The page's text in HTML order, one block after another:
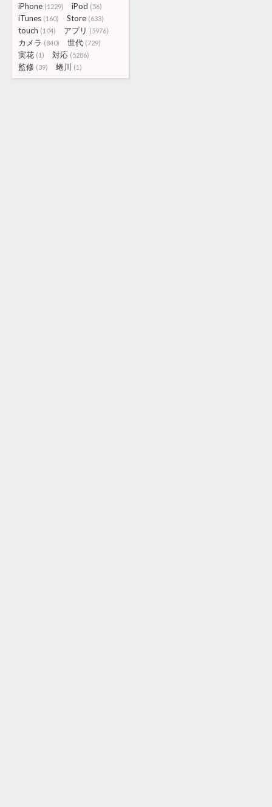
iPhone (1229) iPod (56)
iTunes (160) Store (633)
touch (104) アプリ (5976)
カメラ (840) 世代 (729)
実花 (1) 対応 (5286)
監修 (39) 蜷川 (1)